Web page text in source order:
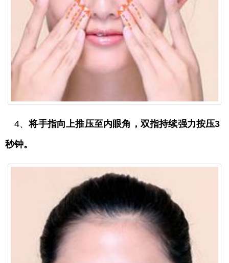
4、将手指向上推压至内眼角，双指持续强力按压3
秒钟。